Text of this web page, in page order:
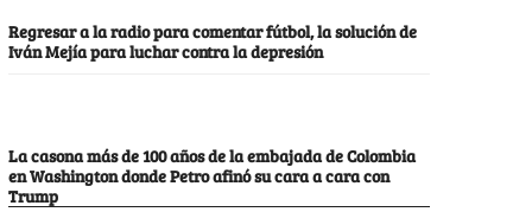
Regresar a la radio para comentar fútbol, la solución de
Iván Mejía para luchar contra la depresión
La casona más de 100 años de la embajada de Colombia
en Washington donde Petro afinó su cara a cara con
Trump